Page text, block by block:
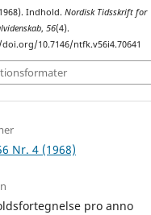
Indhold.Nordisk Tidsskrift for
,56(4).
10.7146/ntfk.v56i4.70641
Nr. 4 (1968)
pro anno